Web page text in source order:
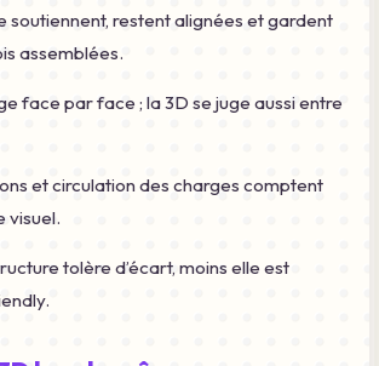
soutiennent, restent alignées et gardent
assemblées.
face par face ; la 3D se juge aussi entre
et circulation des charges comptent
visuel.
tolère d’écart, moins elle est